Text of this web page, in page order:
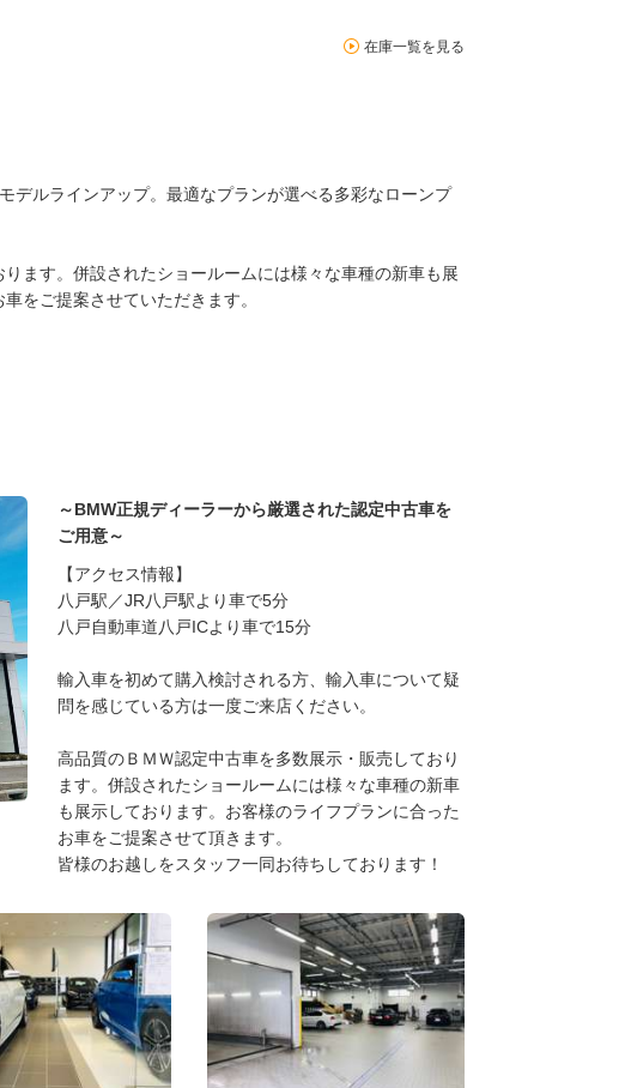
在庫一覧を見る
デルラインアップ。最適なプランが選べる多彩なローンプ
ます。併設されたショールームには様々な車種の新車も展
をご提案させていただきます。
～BMW正規ディーラーから厳選された認定中古車を
ご用意～
【アクセス情報】
八戸駅／JR八戸駅より車で5分
八戸自動車道八戸ICより車で15分
輸入車を初めて購入検討される方、輸入車について疑
問を感じている方は一度ご来店ください。
高品質のＢＭＷ認定中古車を多数展示・販売しており
ます。併設されたショールームには様々な車種の新車
も展示しております。お客様のライフプランに合った
お車をご提案させて頂きます。
皆様のお越しをスタッフ一同お待ちしております！